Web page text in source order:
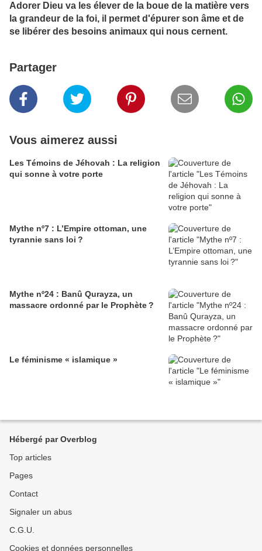
Adorer Dieu va les élever de la boue de la matière vers
la grandeur de la foi, il permet d'épurer son âme et de
se libérer des besoins animaux qui nous cernent.
Partager
Vous aimerez aussi
Les Témoins de Jéhovah : La religion
qui sonne à votre porte
Mythe nº7 : L’Empire ottoman, une
tyrannie sans loi ?
Mythe nº24 : Banû Qurayza, un
massacre ordonné par le Prophète ?
Le féminisme « islamique »
Hébergé par Overblog
Top articles
Pages
Contact
Signaler un abus
C.G.U.
Cookies et données personnelles